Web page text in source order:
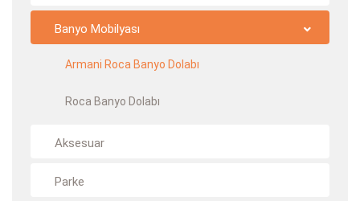
Banyo Mobilyası
Armani Roca Banyo Dolabı
Roca Banyo Dolabı
Aksesuar
Parke